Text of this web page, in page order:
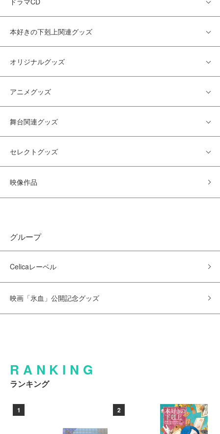
本好きの下剋上関連グッズ
オリジナルグッズ
アニメグッズ
舞台関連グッズ
セレクトグッズ
映像作品
グループ
Celicaレーベル
映画「氷血」公開記念グッズ
RANKING
ランキング
1 2